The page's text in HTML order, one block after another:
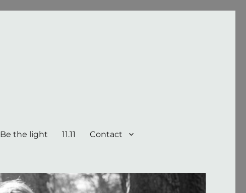
Be the light 11.11 Contact